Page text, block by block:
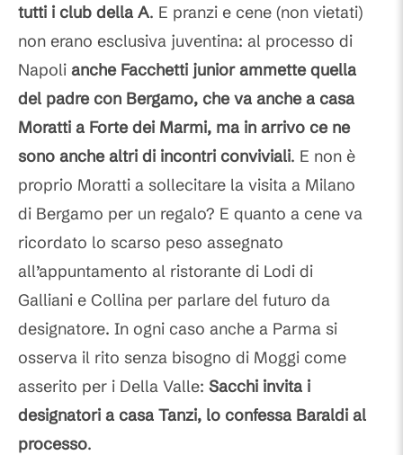
tutti i club della A. E pranzi e cene (non vietati)
non erano esclusiva juventina: al processo di
Napoli anche Facchetti junior ammette quella
del padre con Bergamo, che va anche a casa
Moratti a Forte dei Marmi, ma in arrivo ce ne
sono anche altri di incontri conviviali. E non è
proprio Moratti a sollecitare la visita a Milano
di Bergamo per un regalo? E quanto a cene va
ricordato lo scarso peso assegnato
all’appuntamento al ristorante di Lodi di
Galliani e Collina per parlare del futuro da
designatore. In ogni caso anche a Parma si
osserva il rito senza bisogno di Moggi come
asserito per i Della Valle: Sacchi invita i
designatori a casa Tanzi, lo confessa Baraldi al
processo.